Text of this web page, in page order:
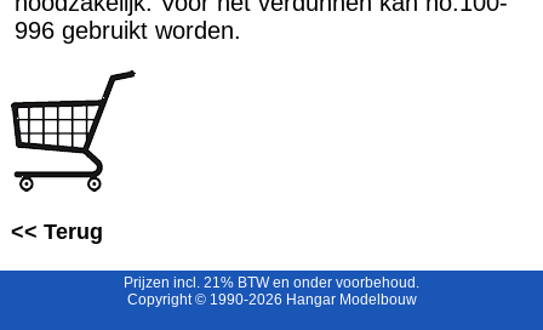
996 gebruikt worden.
<< Terug
Prijzen incl. 21% BTW en onder voorbehoud.
Copyright © 1990-2026 Hangar Modelbouw